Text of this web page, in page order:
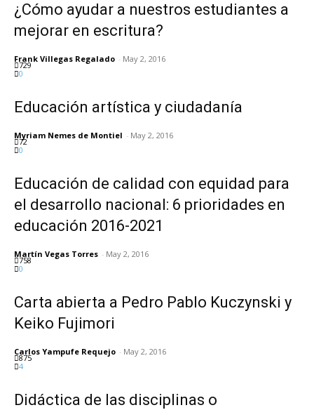
¿Cómo ayudar a nuestros estudiantes a
mejorar en escritura?
Frank Villegas Regalado - May 2, 2016
729
0
Educación artística y ciudadanía
Myriam Nemes de Montiel - May 2, 2016
72
0
Educación de calidad con equidad para
el desarrollo nacional: 6 prioridades en
educación 2016-2021
Martín Vegas Torres - May 2, 2016
758
0
Carta abierta a Pedro Pablo Kuczynski y
Keiko Fujimori
Carlos Yampufe Requejo - May 2, 2016
875
4
Didáctica de las disciplinas o